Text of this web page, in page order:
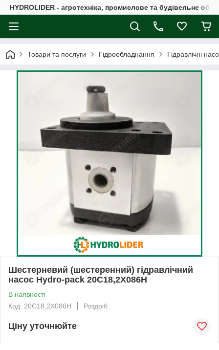
HYDROLIDER - агротехніка, промислове та будівельне
Товари та послуги Гідрообладнання Гідравлічні
Шестерневий (шестеренний) гідравлічний
насос Hydro-pack 20C18,2X086H
В наявності
Код: 20C18,2X086H
Роздріб
Ціну уточнюйте